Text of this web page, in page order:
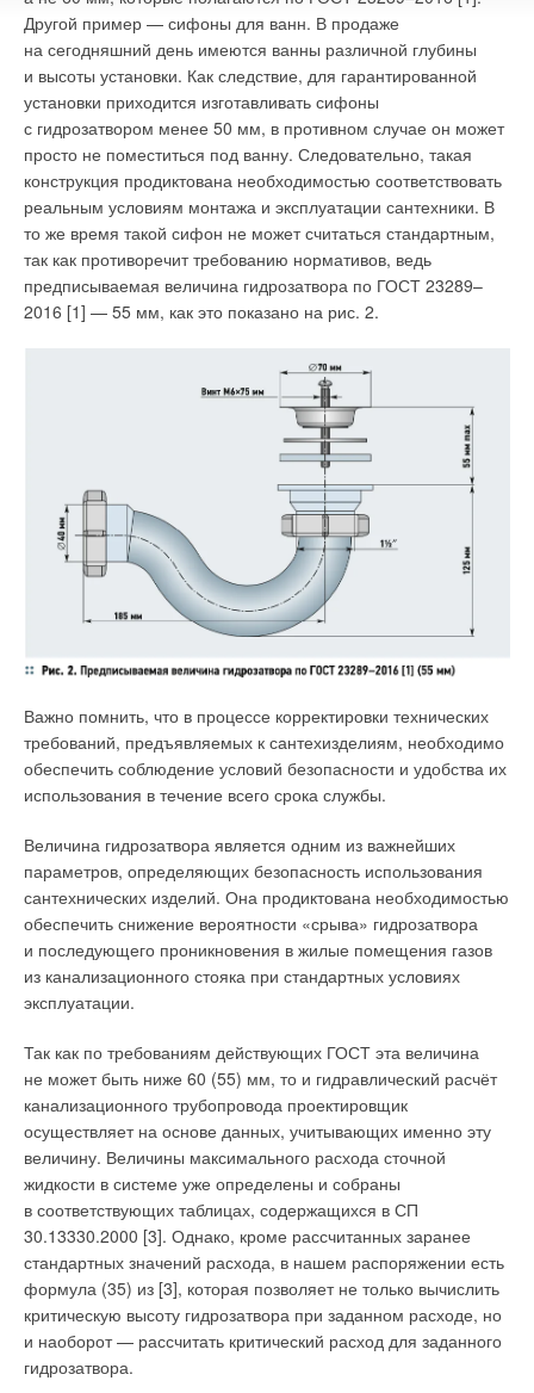
Другой пример — сифоны для ванн. В продаже
на сегодняшний день имеются ванны различной глубины
и высоты установки. Как следствие, для гарантированной
установки приходится изготавливать сифоны
с гидрозатвором менее 50 мм, в противном случае он может
просто не поместиться под ванну. Следовательно, такая
конструкция продиктована необходимостью соответствовать
реальным условиям монтажа и эксплуатации сантехники. В
то же время такой сифон не может считаться стандартным,
так как противоречит требованию нормативов, ведь
предписываемая величина гидрозатвора по ГОСТ 23289–
2016 [1] — 55 мм, как это показано на рис. 2.
Важно помнить, что в процессе корректировки технических
требований, предъявляемых к сантехизделиям, необходимо
обеспечить соблюдение условий безопасности и удобства их
использования в течение всего срока службы.
Величина гидрозатвора является одним из важнейших
параметров, определяющих безопасность использования
сантехнических изделий. Она продиктована необходимостью
обеспечить снижение вероятности «срыва» гидрозатвора
и последующего проникновения в жилые помещения газов
из канализационного стояка при стандартных условиях
эксплуатации.
Так как по требованиям действующих ГОСТ эта величина
не может быть ниже 60 (55) мм, то и гидравлический расчёт
канализационного трубопровода проектировщик
осуществляет на основе данных, учитывающих именно эту
величину. Величины максимального расхода сточной
жидкости в системе уже определены и собраны
в соответствующих таблицах, содержащихся в СП
30.13330.2000 [3]. Однако, кроме рассчитанных заранее
стандартных значений расхода, в нашем распоряжении есть
формула (35) из [3], которая позволяет не только вычислить
критическую высоту гидрозатвора при заданном расходе, но
и наоборот — рассчитать критический расход для заданного
гидрозатвора.
кислых вод [5, 6]. Для работы в более коррозионно-
агрессивных средах бронзу легируют кремнием, алюминием
и никелем. Наибольшей коррозионной стойкостью обладают
кремнистые и алюминиевые бронзы, которые способны
образовывать в кислых средах оксидные плёнки на основе
SiO2 и Al2O3. Повышенное содержания свинца понижает
коррозионную стойкость бронз.
Примеры коррозионно-стойких бронз:
1. Бронза CC470K (или бронза RX+)— бронза,
предназначенная для литья. Среди литых медных сплавов
содержанием олова (Sn) и включением марганца (Mn).
Олово используется для улучшения прочности, несущих
свойств и коррозионной стойкости по отношению
к определённым типам сред. Оно также накладывает
некоторые ограничения на конструкцию литых деталей,
чтобы избежать проблем с пористостью. Марганец
используется для повышения прочности без
пропорционального снижения пластичности.
2. Бронза CC499K— бронза, предназначенная для литья. В
ней невысокое (4–6%) содержание олова. Оно используется
стойкости по отношению к определённым типам сред. Имеет
на 15 единиц по Бринеллю), предел текучести ниже на 30%.
3. Кремниевая бронза— сплав, который содержит высокий
процент меди и небольшое количество кремния — до
для использования в солёной и морской воде.
Введение в состав меди цинка с низким стандартным
электродным потенциалом (-0,762 В) приводит к резкому
повышению активности латунных сплавов в окислительно-
восстановительных реакциях по сравнению с чистой медью.
Однако высокая коррозионная активность цинка
оксидной пассивирующей плёнки, которая останавливает
коррозию. Основным обязательным требованием для
обеспечения высокой коррозионной стойкости латуней
является формирование однородной и сплошной оксидной
плёнки по всей поверхности сплава. Выполнение этого
требования существенным образом зависит от строения
структуры латунного сплава.
Все марки латуней по структурному фактору делятся на две
группы [7]: однофазные и двухфазные. При легировании
расплава меди цинком в процессе кристаллизации атомы
этого элемента занимают узловые точки в формирующейся
исходной кристаллической решётке меди. При этом следует